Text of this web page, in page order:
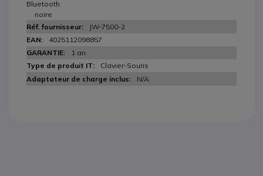
Bluetooth
noire
JW-7500-2
4025112098857
1 an
Clavier-Souris
N/A